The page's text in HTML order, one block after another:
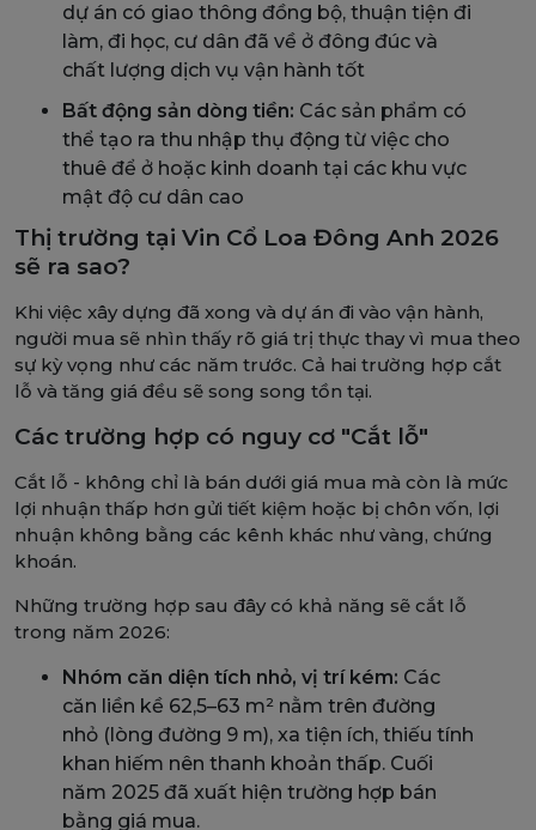
dự án có giao thông đồng bộ, thuận tiện đi
làm, đi học, cư dân đã về ở đông đúc và
chất lượng dịch vụ vận hành tốt
Bất động sản dòng tiền: Các sản phẩm có
thể tạo ra thu nhập thụ động từ việc cho
thuê để ở hoặc kinh doanh tại các khu vực
mật độ cư dân cao
Thị trường tại Vin Cổ Loa Đông Anh 2026
sẽ ra sao?
Khi việc xây dựng đã xong và dự án đi vào vận hành,
người mua sẽ nhìn thấy rõ giá trị thực thay vì mua theo
sự kỳ vọng như các năm trước. Cả hai trường hợp cắt
lỗ và tăng giá đều sẽ song song tồn tại.
Các trường hợp có nguy cơ "Cắt lỗ"
Cắt lỗ - không chỉ là bán dưới giá mua mà còn là mức
lợi nhuận thấp hơn gửi tiết kiệm hoặc bị chôn vốn, lợi
nhuận không bằng các kênh khác như vàng, chứng
khoán.
Những trường hợp sau đây có khả năng sẽ cắt lỗ
trong năm 2026:
Nhóm căn diện tích nhỏ, vị trí kém: Các
căn liền kề 62,5–63 m² nằm trên đường
nhỏ (lòng đường 9 m), xa tiện ích, thiếu tính
khan hiếm nên thanh khoản thấp. Cuối
năm 2025 đã xuất hiện trường hợp bán
bằng giá mua.